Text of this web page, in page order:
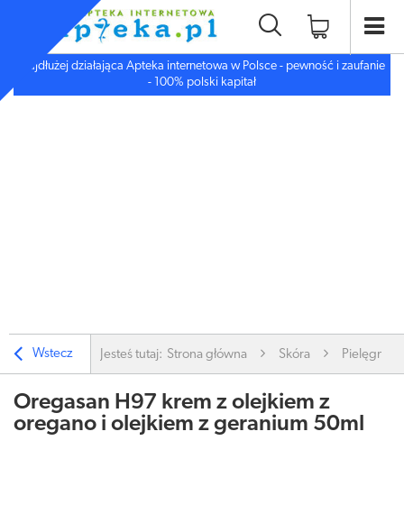
Najdłużej działająca Apteka internetowa w Polsce - pewność i zaufanie
- 100% polski kapitał
Wstecz Jesteś tutaj: Strona główna Skóra
Oregasan H97 krem z olejkiem z
oregano i olejkiem z geranium 50ml